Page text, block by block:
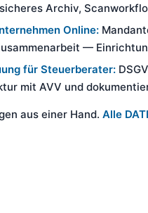
Archiv,
Online:
—
für Steuerberater:
mit AVV und
aus einer Hand. Alle